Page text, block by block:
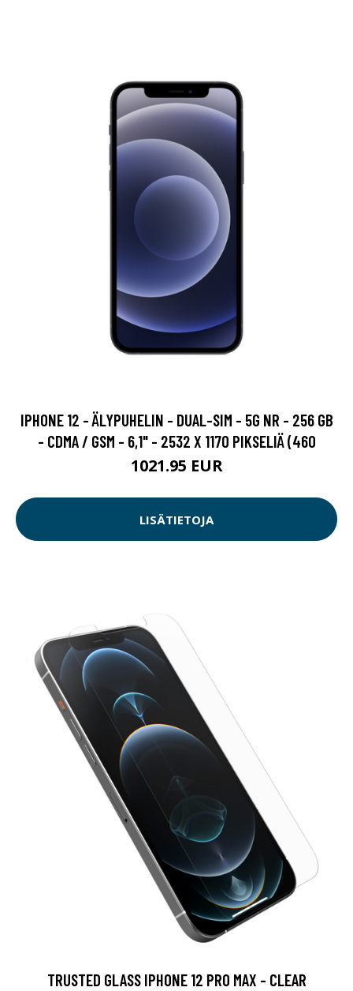
IPHONE 12 - ÄLYPUHELIN - DUAL-SIM - 5G NR - 256 GB
- CDMA / GSM - 6,1" - 2532 X 1170 PIKSELIÄ (460
1021.95 EUR
LISÄTIETOJA
TRUSTED GLASS IPHONE 12 PRO MAX - CLEAR